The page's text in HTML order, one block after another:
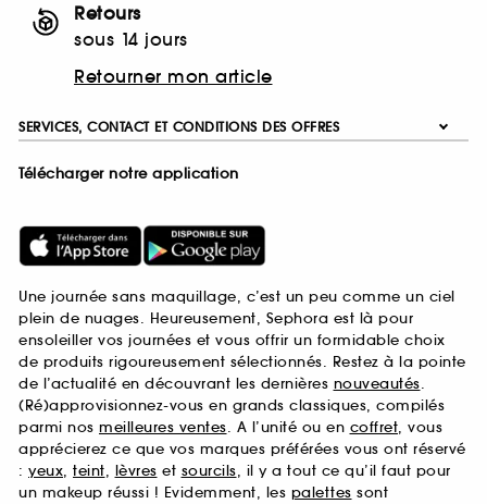
Retours
sous 14 jours
Retourner mon article
SERVICES, CONTACT ET CONDITIONS DES OFFRES
Télécharger notre application
Une journée sans maquillage, c’est un peu comme un ciel
plein de nuages. Heureusement, Sephora est là pour
ensoleiller vos journées et vous offrir un formidable choix
de produits rigoureusement sélectionnés. Restez à la pointe
de l’actualité en découvrant les dernières nouveautés.
(Ré)approvisionnez-vous en grands classiques, compilés
parmi nos meilleures ventes. A l’unité ou en coffret, vous
apprécierez ce que vos marques préférées vous ont réservé
: yeux, teint, lèvres et sourcils, il y a tout ce qu’il faut pour
un makeup réussi ! Evidemment, les palettes sont